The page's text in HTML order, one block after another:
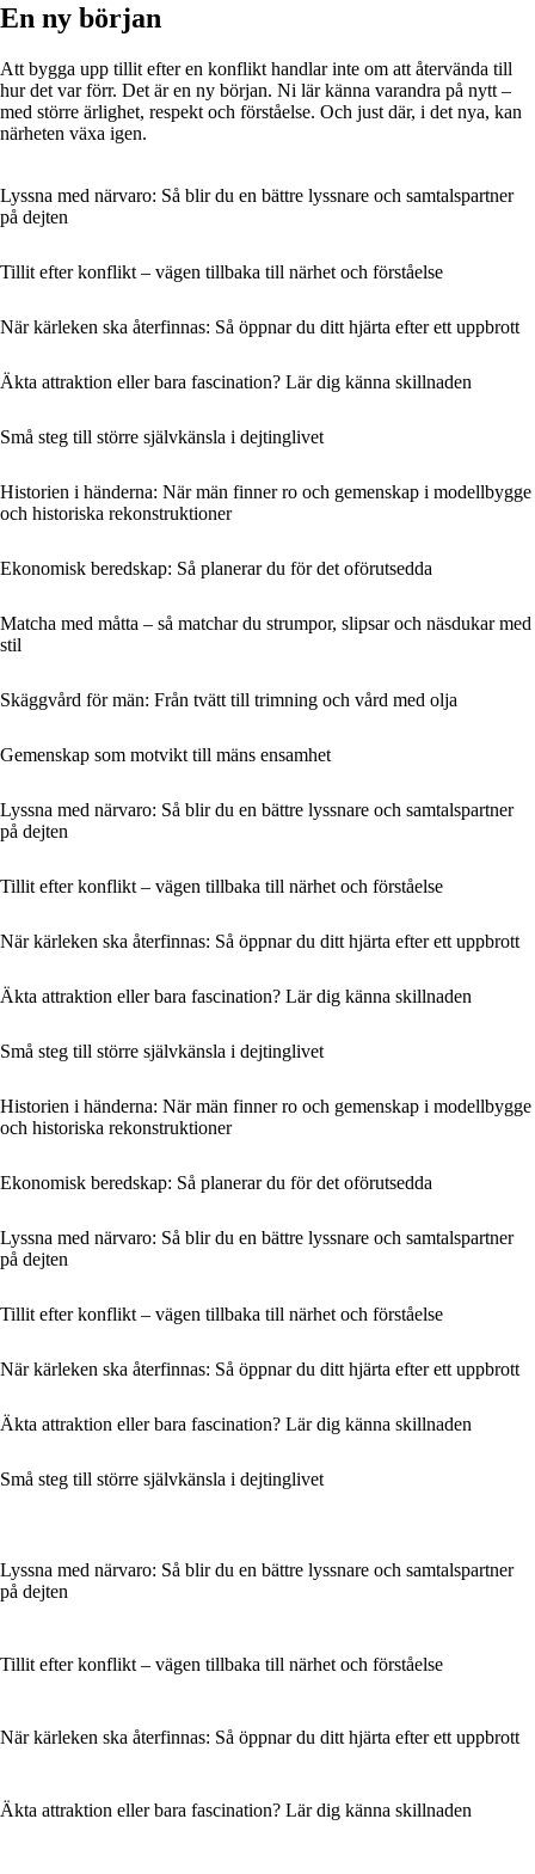
En ny början
Att bygga upp tillit efter en konflikt handlar inte om att återvända till
hur det var förr. Det är en ny början. Ni lär känna varandra på nytt –
med större ärlighet, respekt och förståelse. Och just där, i det nya, kan
närheten växa igen.
Lyssna med närvaro: Så blir du en bättre lyssnare och samtalspartner
på dejten
Tillit efter konflikt – vägen tillbaka till närhet och förståelse
När kärleken ska återfinnas: Så öppnar du ditt hjärta efter ett uppbrott
Äkta attraktion eller bara fascination? Lär dig känna skillnaden
Små steg till större självkänsla i dejtinglivet
Historien i händerna: När män finner ro och gemenskap i modellbygge
och historiska rekonstruktioner
Ekonomisk beredskap: Så planerar du för det oförutsedda
Matcha med måtta – så matchar du strumpor, slipsar och näsdukar med
stil
Skäggvård för män: Från tvätt till trimning och vård med olja
Gemenskap som motvikt till mäns ensamhet
Lyssna med närvaro: Så blir du en bättre lyssnare och samtalspartner
på dejten
Tillit efter konflikt – vägen tillbaka till närhet och förståelse
När kärleken ska återfinnas: Så öppnar du ditt hjärta efter ett uppbrott
Äkta attraktion eller bara fascination? Lär dig känna skillnaden
Små steg till större självkänsla i dejtinglivet
Historien i händerna: När män finner ro och gemenskap i modellbygge
och historiska rekonstruktioner
Ekonomisk beredskap: Så planerar du för det oförutsedda
Lyssna med närvaro: Så blir du en bättre lyssnare och samtalspartner
på dejten
Tillit efter konflikt – vägen tillbaka till närhet och förståelse
När kärleken ska återfinnas: Så öppnar du ditt hjärta efter ett uppbrott
Äkta attraktion eller bara fascination? Lär dig känna skillnaden
Små steg till större självkänsla i dejtinglivet
Lyssna med närvaro: Så blir du en bättre lyssnare och samtalspartner
på dejten
Tillit efter konflikt – vägen tillbaka till närhet och förståelse
När kärleken ska återfinnas: Så öppnar du ditt hjärta efter ett uppbrott
Äkta attraktion eller bara fascination? Lär dig känna skillnaden